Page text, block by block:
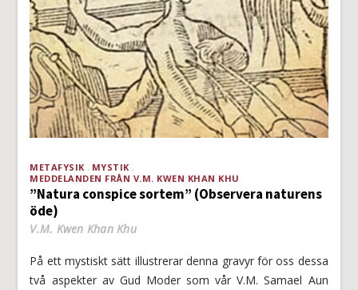
METAFYSIK
MYSTIK
MEDDELANDEN FRÅN V.M. KWEN KHAN KHU
”Natura conspice sortem” (Observera naturens
öde)
V.M. Kwen Khan Khu
På ett mystiskt sätt illustrerar denna gravyr för oss dessa
två aspekter av Gud Moder som vår V.M. Samael Aun